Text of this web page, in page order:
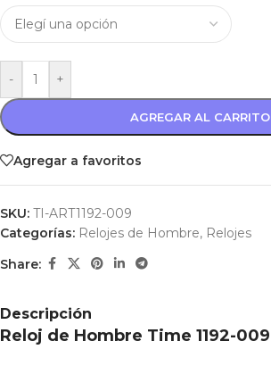
- +
AGREGAR AL CARRITO
Agregar a favoritos
SKU: TI-ART1192-009
Categorías: Relojes de Hombre, Relojes
Share:
Descripción
Reloj de Hombre Time 1192-009